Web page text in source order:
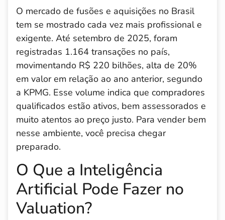
O mercado de fusões e aquisições no Brasil
tem se mostrado cada vez mais profissional e
exigente. Até setembro de 2025, foram
registradas 1.164 transações no país,
movimentando R$ 220 bilhões, alta de 20%
em valor em relação ao ano anterior, segundo
a KPMG. Esse volume indica que compradores
qualificados estão ativos, bem assessorados e
muito atentos ao preço justo. Para vender bem
nesse ambiente, você precisa chegar
preparado.
O Que a Inteligência
Artificial Pode Fazer no
Valuation?